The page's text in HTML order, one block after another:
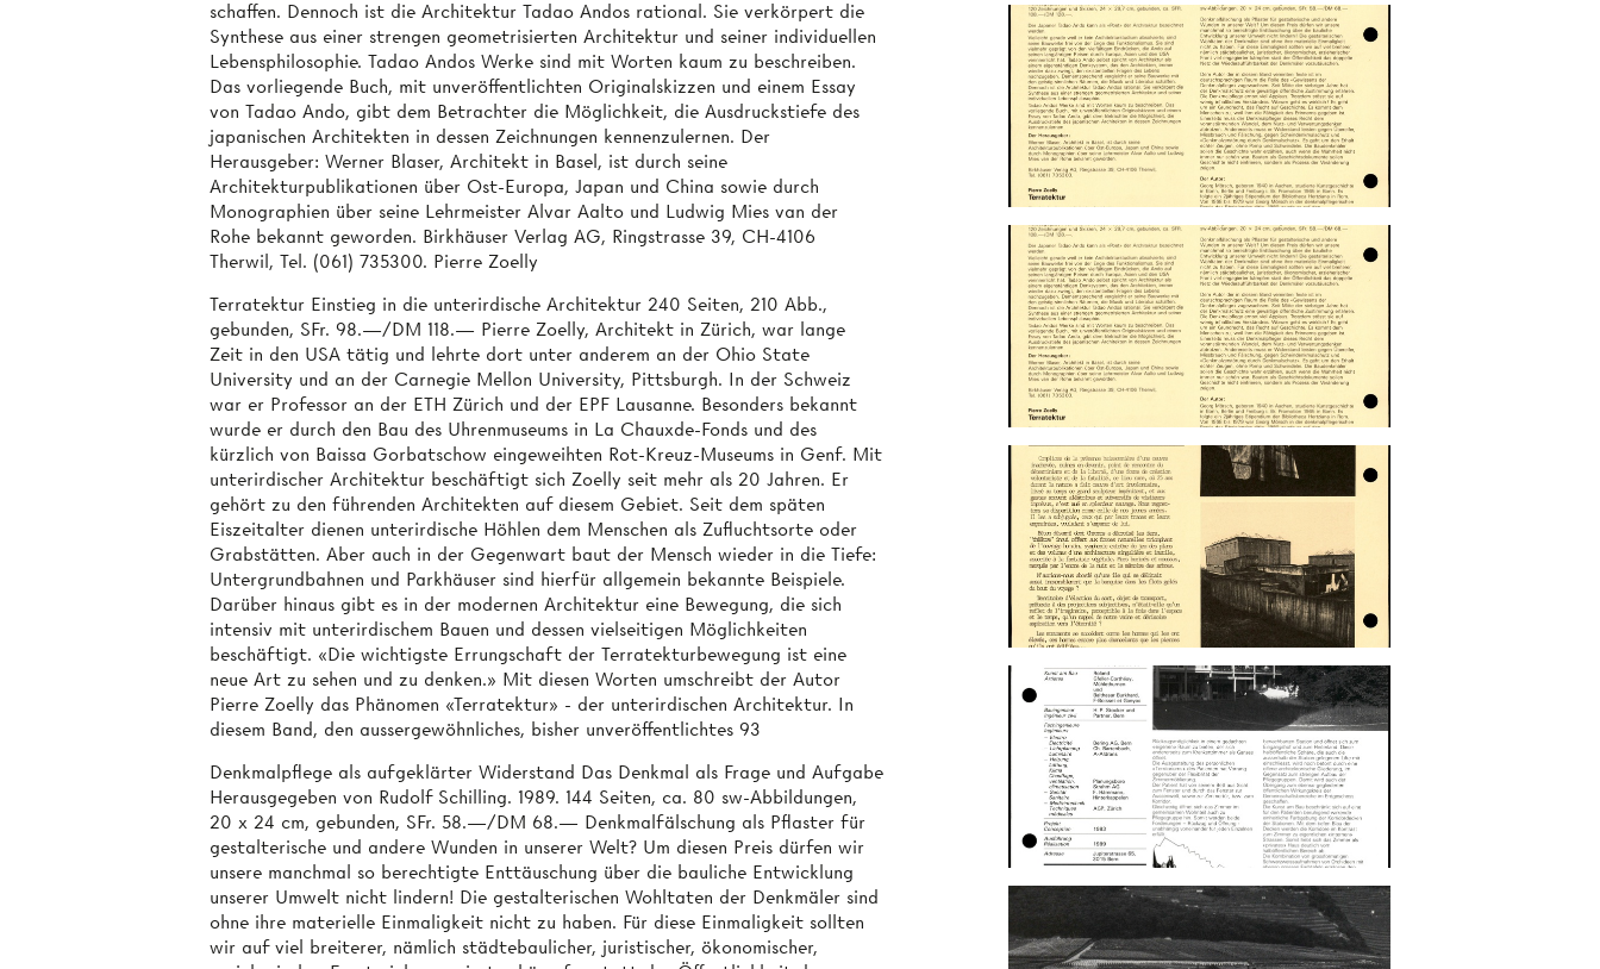
schaffen. Dennoch ist die Architektur Tadao Andos rational. Sie verkörpert die
Synthese aus einer strengen geometrisierten Architektur und seiner individuellen
Lebensphilosophie. Tadao Andos Werke sind mit Worten kaum zu beschreiben.
Das vorliegende Buch, mit unveröffentlichten Originalskizzen und einem Essay
von Tadao Ando, gibt dem Betrachter die Möglichkeit, die Ausdruckstiefe des
japanischen Architekten in dessen Zeichnungen kennenzulernen. Der
Herausgeber: Werner Blaser, Architekt in Basel, ist durch seine
Architekturpublikationen über Ost-Europa, Japan und China sowie durch
Monographien über seine Lehrmeister Alvar Aalto und Ludwig Mies van der
Rohe bekannt geworden. Birkhäuser Verlag AG, Ringstrasse 39, CH-4106
Therwil, Tel. (061) 735300. Pierre Zoelly
Terratektur Einstieg in die unterirdische Architektur 240 Seiten, 210 Abb.,
gebunden, SFr. 98.—/DM 118.— Pierre Zoelly, Architekt in Zürich, war lange
Zeit in den USA tätig und lehrte dort unter anderem an der Ohio State
University und an der Carnegie Mellon University, Pittsburgh. In der Schweiz
war er Professor an der ETH Zürich und der EPF Lausanne. Besonders bekannt
wurde er durch den Bau des Uhrenmuseums in La Chauxde-Fonds und des
kürzlich von Baissa Gorbatschow eingeweihten Rot-Kreuz-Museums in Genf. Mit
unterirdischer Architektur beschäftigt sich Zoelly seit mehr als 20 Jahren. Er
gehört zu den führenden Architekten auf diesem Gebiet. Seit dem späten
Eiszeitalter dienen unterirdische Höhlen dem Menschen als Zufluchtsorte oder
Grabstätten. Aber auch in der Gegenwart baut der Mensch wieder in die Tiefe:
Untergrundbahnen und Parkhäuser sind hierfür allgemein bekannte Beispiele.
Darüber hinaus gibt es in der modernen Architektur eine Bewegung, die sich
intensiv mit unterirdischem Bauen und dessen vielseitigen Möglichkeiten
beschäftigt. «Die wichtigste Errungschaft der Terratekturbewegung ist eine
neue Art zu sehen und zu denken.» Mit diesen Worten umschreibt der Autor
Pierre Zoelly das Phänomen «Terratektur» - der unterirdischen Architektur. In
diesem Band, den aussergewöhnliches, bisher unveröffentlichtes 93
Denkmalpflege als aufgeklärter Widerstand Das Denkmal als Frage und Aufgabe
Herausgegeben von Rudolf Schilling. 1989. 144 Seiten, ca. 80 sw-Abbildungen,
20 x 24 cm, gebunden, SFr. 58.—/DM 68.— Denkmalfälschung als Pflaster für
gestalterische und andere Wunden in unserer Welt? Um diesen Preis dürfen wir
unsere manchmal so berechtigte Enttäuschung über die bauliche Entwicklung
unserer Umwelt nicht lindern! Die gestalterischen Wohltaten der Denkmäler sind
ohne ihre materielle Einmaligkeit nicht zu haben. Für diese Einmaligkeit sollten
wir auf viel breiterer, nämlich städtebaulicher, juristischer, ökonomischer,